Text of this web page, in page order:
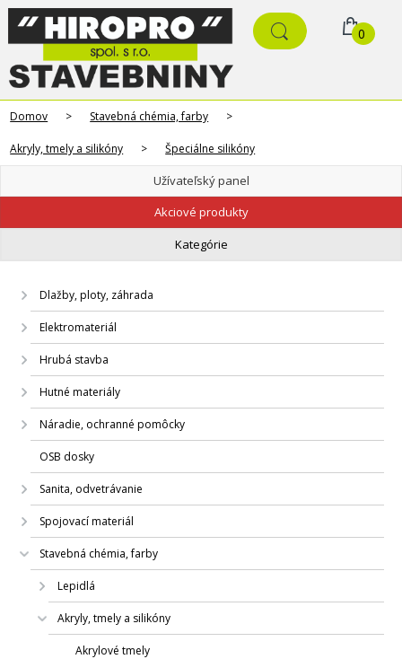
0
Domov > Stavebná chémia, farby >
Akryly, tmely a silikóny > Špeciálne silikóny
Užívateľský panel
Akciové produkty
Kategórie
Dlažby, ploty, záhrada
Elektromateriál
Hrubá stavba
Hutné materiály
Náradie, ochranné pomôcky
OSB dosky
Sanita, odvetrávanie
Spojovací materiál
Stavebná chémia, farby
Lepidlá
Akryly, tmely a silikóny
Akrylové tmely